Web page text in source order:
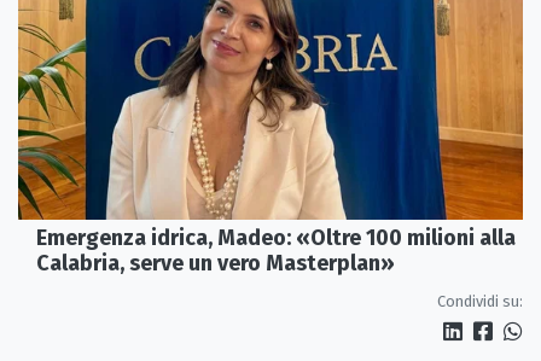
Emergenza idrica, Madeo: «Oltre 100 milioni alla
Calabria, serve un vero Masterplan»
Condividi su: